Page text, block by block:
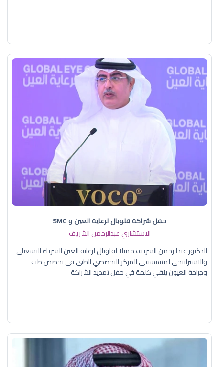
حفل شراكة قلوبال لرعاية العين و SMC
الاستشاري عبدالرحمن الشريف
الدكتور عبدالرحمن الشريف ممثلا لقلوبال لرعاية العين الشريك التشغيلي
والاستراتيجي لمستشفى المركز التخصصي الطبي في تخصص طب
وجراحة العيون يلقي كلمة في حفل تمديد الشراكة